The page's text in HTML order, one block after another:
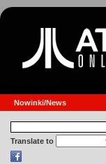
Nowinki/News
Translate to